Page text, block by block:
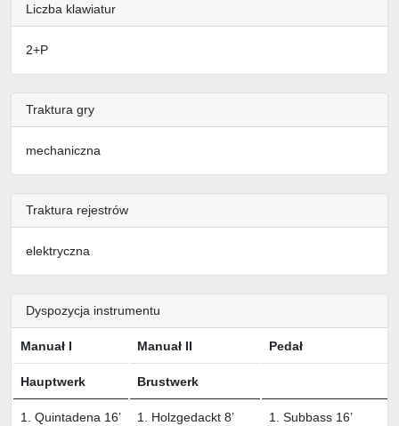
Liczba klawiatur
2+P
Traktura gry
mechaniczna
Traktura rejestrów
elektryczna
Dyspozycja instrumentu
Manuał I Manuał II Pedał
Hauptwerk Brustwerk
1. Quintadena 16’ 1. Holzgedackt 8’ 1. Subbass 16’